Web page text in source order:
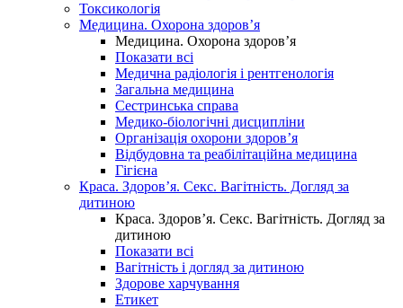
Токсикологія
Медицина. Охорона здоров’я
Медицина. Охорона здоров’я
Показати всі
Медична радіологія і рентгенологія
Загальна медицина
Сестринська справа
Медико-біологічні дисципліни
Організація охорони здоров’я
Відбудовна та реабілітаційна медицина
Гігієна
Краса. Здоров’я. Секс. Вагітність. Догляд за
дитиною
Краса. Здоров’я. Секс. Вагітність. Догляд за
дитиною
Показати всі
Вагітність і догляд за дитиною
Здорове харчування
Етикет